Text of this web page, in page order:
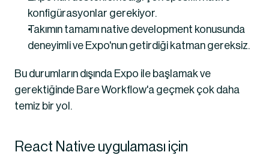
konfigürasyonlar gerekiyor.
Takımın tamamı native development konusunda
deneyimli ve Expo'nun getirdiği katman gereksiz.
Bu durumların dışında Expo ile başlamak ve
gerektiğinde Bare Workflow'a geçmek çok daha
temiz bir yol.
React Native uygulaması için